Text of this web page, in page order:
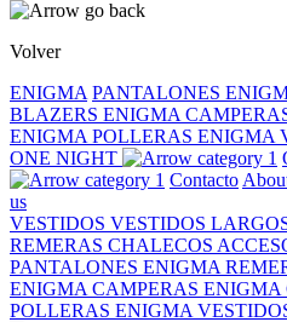
Volver
ENIGMA PANTALONES
BLAZERS ENIGMA
ENIGMA POLLERAS ENIGMA
ONE NIGHT
Contacto
us
VESTIDOS VESTIDOS
REMERAS CHALECOS
PANTALONES ENIGMA
ENIGMA CAMPERAS ENIGMA
POLLERAS ENIGMA